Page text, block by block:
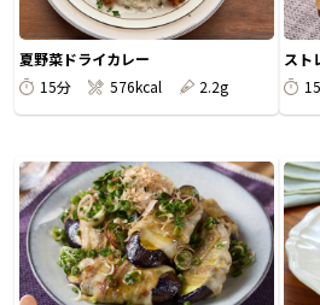
夏野菜ドライカレー
15分
576kcal 2.2g
スト